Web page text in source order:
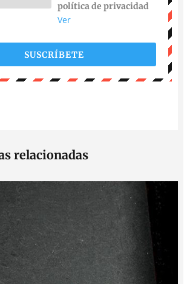
política de privacidad
Ver
SUSCRÍBETE
relacionadas